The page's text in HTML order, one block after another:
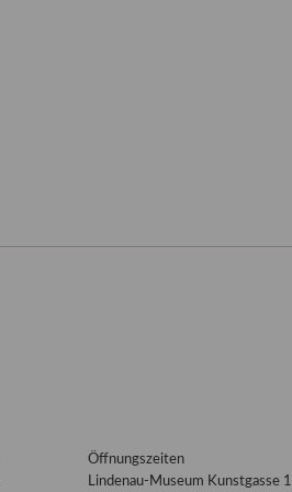
Öffnungszeiten
Lindenau-Museum Kunstgasse 1